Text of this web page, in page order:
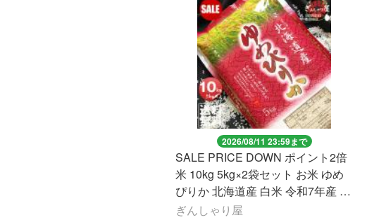
2026/08/11 23:59まで
SALE PRICE DOWN ポイント2倍
米 10kg 5kg×2袋セット お米 ゆめ
ぴりか 北海道産 白米 令和7年産 送
料無料
ぎんしゃり屋